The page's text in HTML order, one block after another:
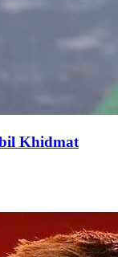
Khidmat